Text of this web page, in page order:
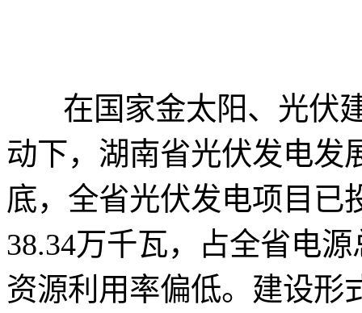
在国家金太阳、光伏建
动下，湖南省光伏发电发
底，全省光伏发电项目已
38.34万千瓦，占全省电
资源利用率偏低。建设形